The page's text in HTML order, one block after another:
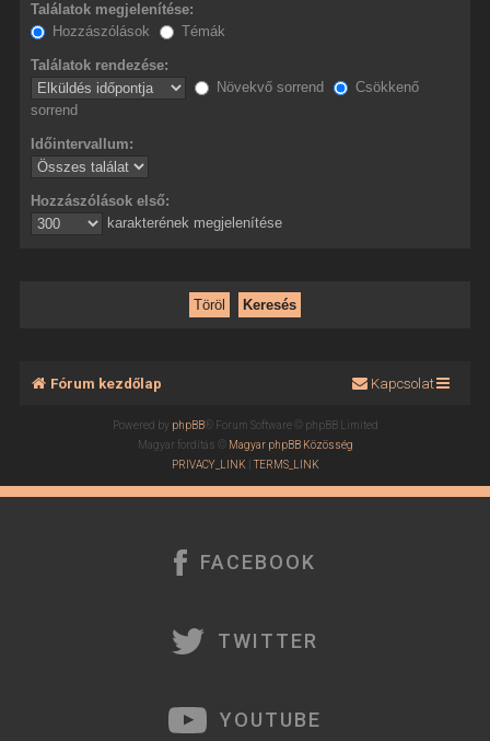
Találatok megjelenítése:
Hozzászólások
Témák
Találatok rendezése:
Növekvő sorrend
Csökkenő
sorrend
Időintervallum:
Hozzászólások első:
karakterének megjelenítése
Fórum kezdőlap Kapcsolat
Powered by phpBB® Forum Software © phpBB Limited
Magyar fordítás © Magyar phpBB Közösség
PRIVACY_LINK|TERMS_LINK
FACEBOOK
TWITTER
YOUTUBE